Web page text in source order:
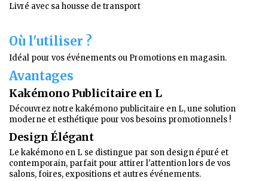
Livré avec sa housse de transport
Où l'utiliser ?
Idéal pour vos événements ou Promotions en magasin.
Avantages
Kakémono Publicitaire en L
Découvrez notre kakémono publicitaire en L, une solution
moderne et esthétique pour vos besoins promotionnels !
Design Élégant
Le kakémono en L se distingue par son design épuré et
contemporain, parfait pour attirer l'attention lors de vos
salons, foires, expositions et autres événements.